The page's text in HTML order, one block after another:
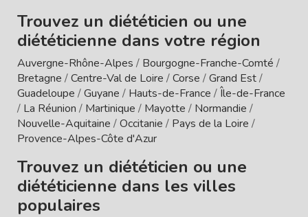
Trouvez un diététicien ou une
diététicienne dans votre région
Auvergne-Rhône-Alpes / Bourgogne-Franche-Comté /
Bretagne /Centre-Val de Loire /Corse /Grand Est/
Guadeloupe /Guyane / Hauts-de-France /Île-de-France
/ La Réunion / Martinique / Mayotte / Normandie /
Nouvelle-Aquitaine /Occitanie / Pays de la Loire /
Provence-Alpes-Côte d'Azur
Trouvez un diététicien ou une
diététicienne dans les villes
populaires